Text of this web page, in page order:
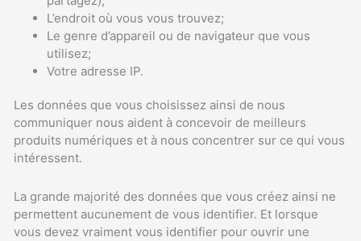
L’endroit où vous vous trouvez;
Le genre d’appareil ou de navigateur que vous
utilisez;
Votre adresse IP.
Les données que vous choisissez ainsi de nous
communiquer nous aident à concevoir de meilleurs
produits numériques et à nous concentrer sur ce qui vous
intéressent.
La grande majorité des données que vous créez ainsi ne
permettent aucunement de vous identifier. Et lorsque
vous devez vraiment vous identifier pour ouvrir une